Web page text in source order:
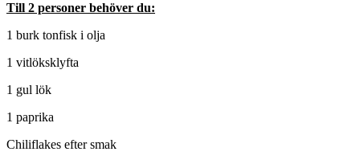
Till 2 personer behöver du:
1 burk tonfisk i olja
1 vitlöksklyfta
1 gul lök
1 paprika
Chiliflakes efter smak